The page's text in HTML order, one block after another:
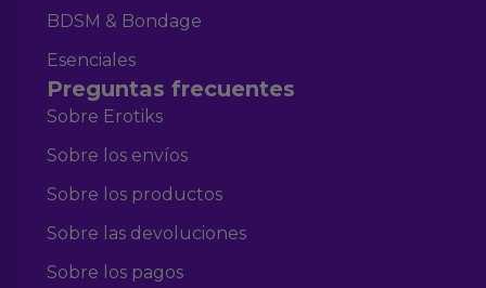
BDSM & Bondage
Esenciales
Preguntas frecuentes
Sobre Erotiks
Sobre los envíos
Sobre los productos
Sobre las devoluciones
Sobre los pagos